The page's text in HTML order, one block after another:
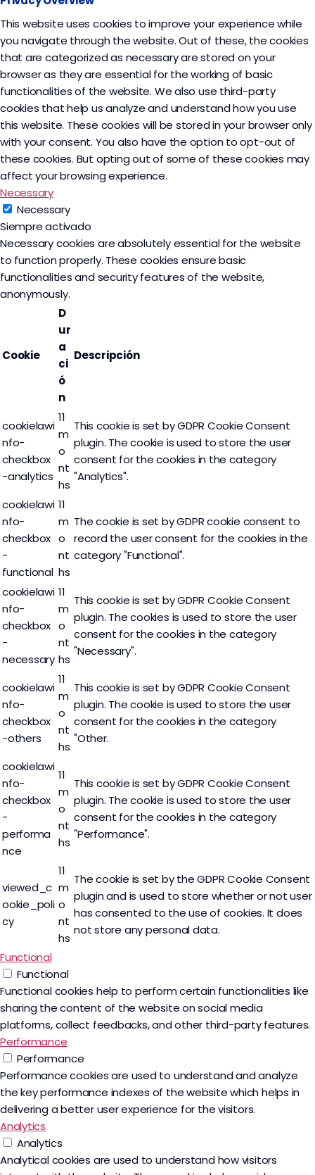
This website uses cookies to improve your experience while
you navigate through the website. Out of these, the cookies
that are categorized as necessary are stored on your
browser as they are essential for the working of basic
functionalities of the website. We also use third-party
cookies that help us analyze and understand how you use
this website. These cookies will be stored in your browser only
with your consent. You also have the option to opt-out of
these cookies. But opting out of some of these cookies may
affect your browsing experience.
Necessary
Necessary
Siempre activado
Necessary cookies are absolutely essential for the website
to function properly. These cookies ensure basic
functionalities and security features of the website,
anonymously.
Cookie
D
ur
a
ci
ó
n
Descripción
cookielawi
nfo-
checkbox
-analytics
11
m
o
nt
hs
This cookie is set by GDPR Cookie Consent
plugin. The cookie is used to store the user
consent for the cookies in the category
"Analytics".
cookielawi
nfo-
checkbox
-
functional
11
m
o
nt
hs
The cookie is set by GDPR cookie consent to
record the user consent for the cookies in the
category "Functional".
cookielawi
nfo-
checkbox
-
necessary
11
m
o
nt
hs
This cookie is set by GDPR Cookie Consent
plugin. The cookies is used to store the user
consent for the cookies in the category
"Necessary".
cookielawi
nfo-
checkbox
-others
11
m
o
nt
hs
This cookie is set by GDPR Cookie Consent
plugin. The cookie is used to store the user
consent for the cookies in the category
"Other.
cookielawi
nfo-
checkbox
-
performa
nce
11
m
o
nt
hs
This cookie is set by GDPR Cookie Consent
plugin. The cookie is used to store the user
consent for the cookies in the category
"Performance".
viewed_c
ookie_poli
cy
11
m
o
nt
hs
The cookie is set by the GDPR Cookie Consent
plugin and is used to store whether or not user
has consented to the use of cookies. It does
not store any personal data.
Functional
Functional
Functional cookies help to perform certain functionalities like
sharing the content of the website on social media
platforms, collect feedbacks, and other third-party features.
Performance
Performance
Performance cookies are used to understand and analyze
the key performance indexes of the website which helps in
delivering a better user experience for the visitors.
Analytics
Analytics
Analytical cookies are used to understand how visitors